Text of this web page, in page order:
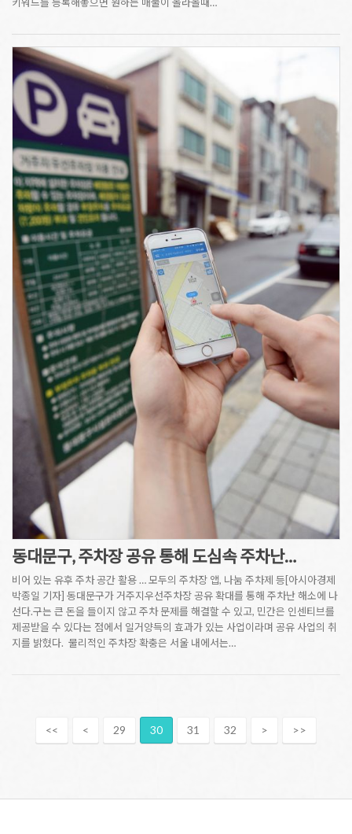
키워드를 등록해놓으면 원하는 매물이 올라올때…
동대문구, 주차장 공유 통해 도심속 주차난…
비어 있는 유후 주차 공간 활용 … 모두의 주차장 앱, 나눔 주차제 등[아시아경제
박종일 기자] 동대문구가 거주지우선주차장 공유 확대를 통해 주차난 해소에 나
선다.구는 큰 돈을 들이지 않고 주차 문제를 해결할 수 있고, 민간은 인센티브를
제공받을 수 있다는 점에서 일거양득의 효과가 있는 사업이라며 공유 사업의 취
지를 밝혔다. 물리적인 주차장 확충은 서울 내에서는…
<< < 29 30 31 32 > >>